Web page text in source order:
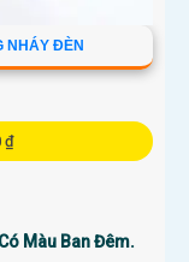
NHÁY ĐÈN
₫
Màu Ban Đêm.